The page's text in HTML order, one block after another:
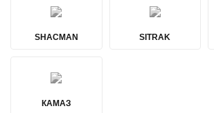
SHACMAN SITRAK
КАМАЗ